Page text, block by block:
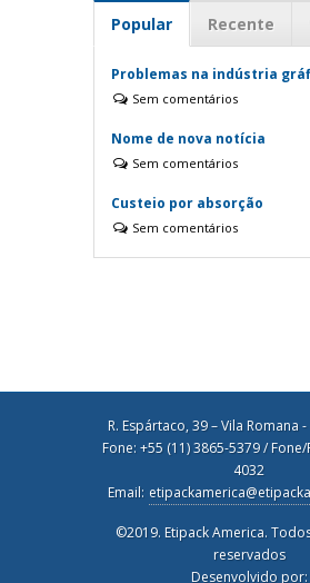
Popular Recente
Problemas na indústria
Sem comentários
Nome de nova notícia
Sem comentários
Custeio por absorção
Sem comentários
R. Espártaco, 39 – Vila Romana -
Fone: +55 (11) 3865-5379 / Fone/
4032
Email:
©2019. Etipack America.
reservados
Desenvolvido por: